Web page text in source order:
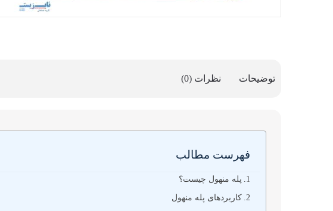
توضیحات نظرات (0)
فهرست مطالب
پله منهول چیست؟
کاربردهای پله منهول